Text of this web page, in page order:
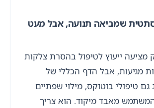
שמביאה תנועה, אבל מעט
מציעה ייעוץ לטיפול בהסרת צלקות
מגיעות, אבל הדף הכללי של
גם טיפולי בוטוקס, מילוי שפתיים
מאבד מיקוד. הוא צריך